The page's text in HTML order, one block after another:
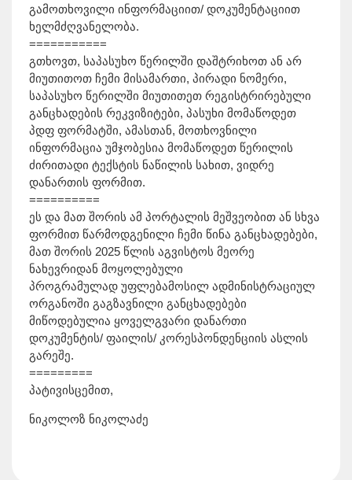
გამოთხოვილი ინფორმაციით/ დოკუმენტაციით
ხელმძღვანელობა.
===========
გთხოვთ, საპასუხო წერილში დაშტრიხოთ ან არ
მიუთითოთ ჩემი მისამართი, პირადი ნომერი,
საპასუხო წერილში მიუთითეთ რეგისტრირებული
განცხადების რეკვიზიტები, პასუხი მომაწოდეთ
პდფ ფორმატში, ამასთან, მოთხოვნილი
ინფორმაცია უმჯობესია მომაწოდეთ წერილის
ძირითადი ტექსტის ნაწილის სახით, ვიდრე
დანართის ფორმით.
==========
ეს და მათ შორის ამ პორტალის მეშვეობით ან სხვა
ფორმით წარმოდგენილი ჩემი წინა განცხადებები,
მათ შორის 2025 წლის აგვისტოს მეორე
ნახევრიდან მოყოლებული
პროგრამულად უფლებამოსილ ადმინისტრაციულ
ორგანოში გაგზავნილი განცხადებები
მიწოდებულია ყოველგვარი დანართი
დოკუმენტის/ ფაილის/ კორესპონდენციის ასლის
გარეშე.
=========
პატივისცემით,
ნიკოლოზ ნიკოლაძე